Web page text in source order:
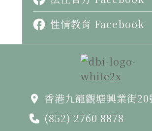
性情教育 Facebook
香港九龍觀塘興業街20
(852) 2760 8878